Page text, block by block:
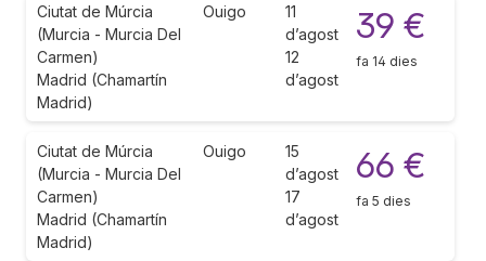
Ciutat de Múrcia
(Murcia - Murcia Del
Carmen)
Madrid (Chamartín
Madrid)
Ouigo
11
d’agost
12
d’agost
39 €
fa 14 dies
Ciutat de Múrcia
(Murcia - Murcia Del
Carmen)
Madrid (Chamartín
Madrid)
Ouigo
15
d’agost
17
d’agost
66 €
fa 5 dies